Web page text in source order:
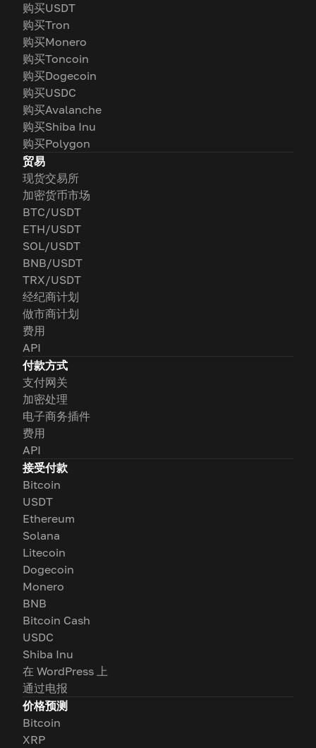
购买USDT
购买Tron
购买Monero
购买Toncoin
购买Dogecoin
购买USDC
购买Avalanche
购买Shiba Inu
购买Polygon
贸易
现货交易所
加密货币市场
BTC/USDT
ETH/USDT
SOL/USDT
BNB/USDT
TRX/USDT
经纪商计划
做市商计划
费用
API
付款方式
支付网关
加密处理
电子商务插件
费用
API
接受付款
Bitcoin
USDT
Ethereum
Solana
Litecoin
Dogecoin
Monero
BNB
Bitcoin Cash
USDC
Shiba Inu
在 WordPress 上
通过电报
价格预测
Bitcoin
XRP